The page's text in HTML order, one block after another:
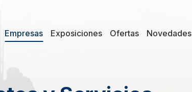
Empresas Exposiciones Ofertas Novedades